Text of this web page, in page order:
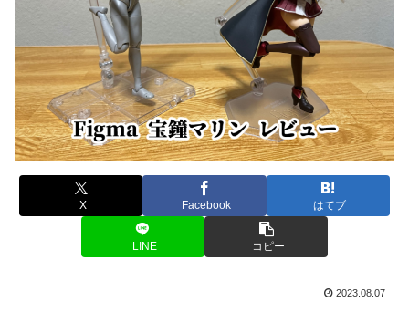
X Facebook はてブ
LINE コピー
2023.08.07